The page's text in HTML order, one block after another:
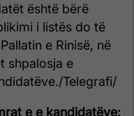
është bërë
i listës do të
e Rinisë, në
shpalosja e
Telegrafi/
e e kandidatëve: